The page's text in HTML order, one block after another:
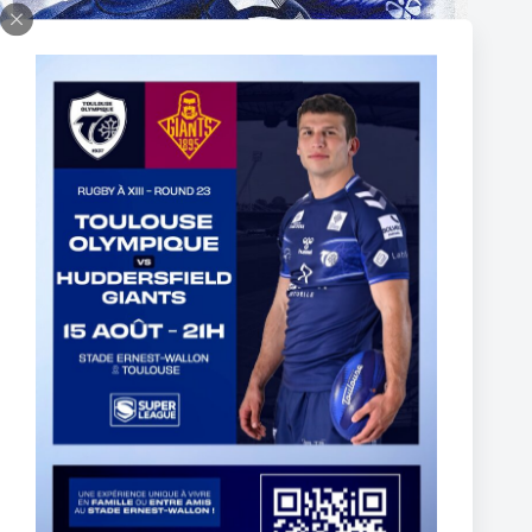
Two Toulouse Olympique Academy Graduates Sign Their
First Professional Contracts.
5 août 2026